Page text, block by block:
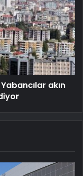
akın